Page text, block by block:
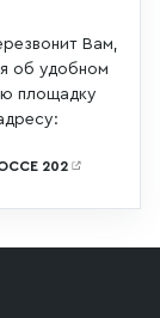
Вам,
об удобном
площадку
202